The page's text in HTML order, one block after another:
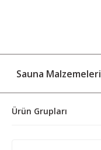
Sauna Malzemeleri
Ürün Grupları